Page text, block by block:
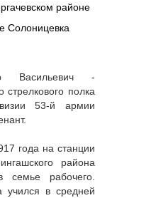
районе
Солоницевка
Васильевич -
стрелкового полка
53-й армии
года на станции
района
семье рабочего.
учился в средней